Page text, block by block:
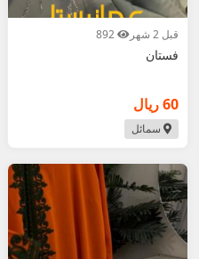
قبل 2 شهر
فستان
60 ريال
سمائل